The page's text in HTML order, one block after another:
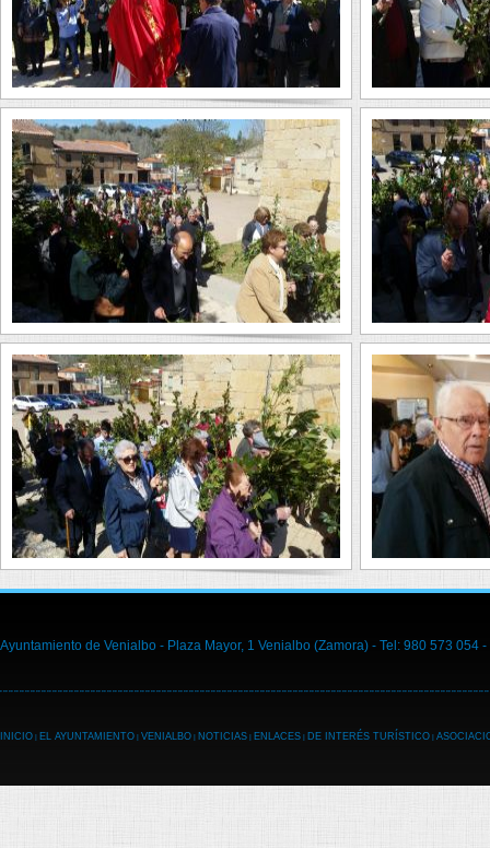
Ayuntamiento de Venialbo - Plaza Mayor, 1 Venialbo (Zamora) - Tel: 980 573 054 -
INICIO EL AYUNTAMIENTO VENIALBO NOTICIAS ENLACES DE INTERÉS TURÍSTICO